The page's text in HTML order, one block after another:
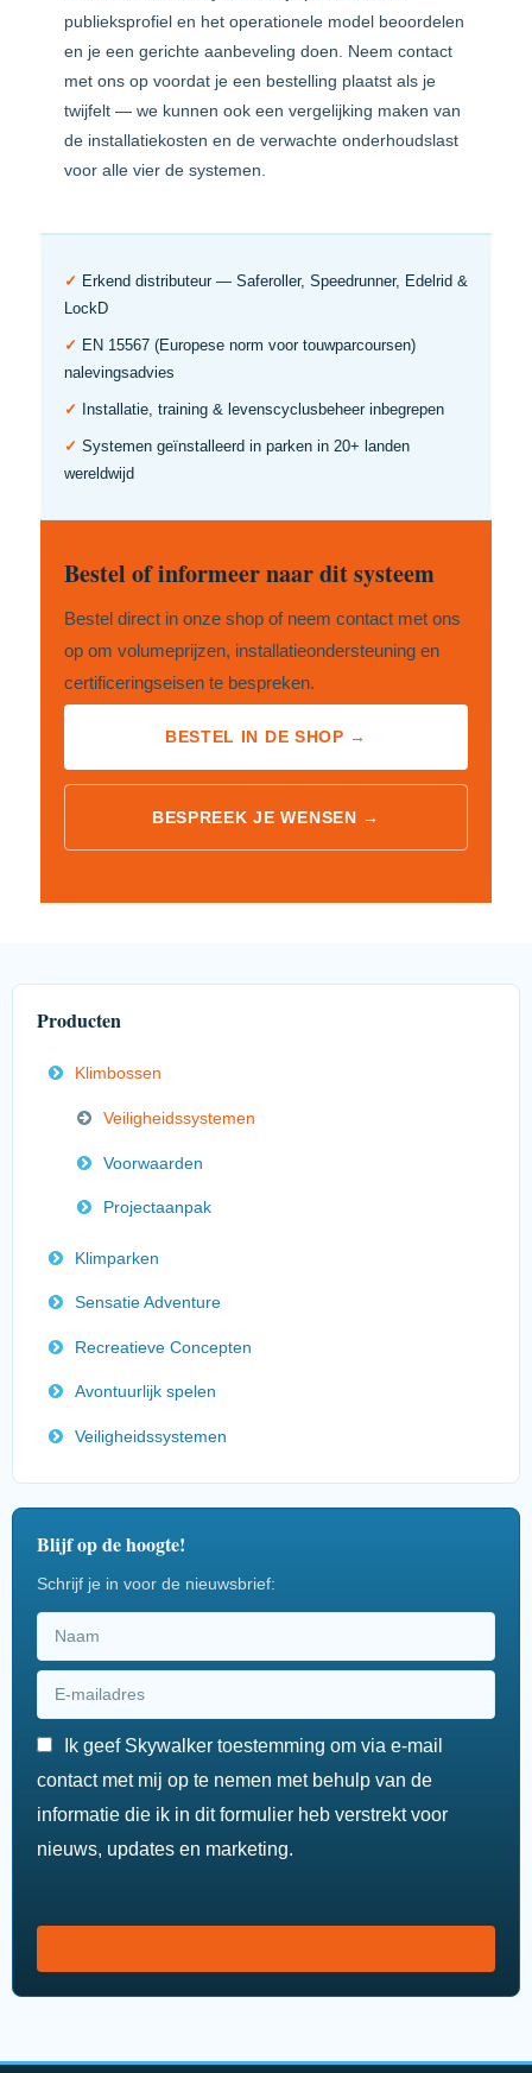
publieksprofiel en het operationele model beoordelen
en je een gerichte aanbeveling doen. Neem contact
met ons op voordat je een bestelling plaatst als je
twijfelt — we kunnen ook een vergelijking maken van
de installatiekosten en de verwachte onderhoudslast
voor alle vier de systemen.
✓ Erkend distributeur — Saferoller, Speedrunner, Edelrid &
LockD
✓ EN 15567 (Europese norm voor touwparcoursen)
nalevingsadvies
✓ Installatie, training & levenscyclusbeheer inbegrepen
✓ Systemen geïnstalleerd in parken in 20+ landen
wereldwijd
Bestel of informeer naar dit systeem
Bestel direct in onze shop of neem contact met ons
op om volumeprijzen, installatieondersteuning en
certificeringseisen te bespreken.
BESTEL IN DE SHOP →
BESPREEK JE WENSEN →
Producten
Klimbossen
Veiligheidssystemen
Voorwaarden
Projectaanpak
Klimparken
Sensatie Adventure
Recreatieve Concepten
Avontuurlijk spelen
Veiligheidssystemen
Blijf op de hoogte!
Schrijf je in voor de nieuwsbrief:
Ik geef Skywalker toestemming om via e-mail
contact met mij op te nemen met behulp van de
informatie die ik in dit formulier heb verstrekt voor
nieuws, updates en marketing.